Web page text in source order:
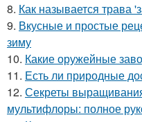
8. Как называется трава
9. Вкусные и простые
зиму
10. Какие оружейные
11. Есть ли природные
12. Секреты
мультифлоры: полное